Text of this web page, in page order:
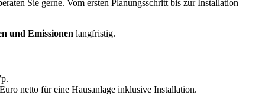
Sie gerne. Vom ersten Planungsschritt bis zur Installation
und Emissionen langfristig.
netto für eine Hausanlage inklusive Installation.